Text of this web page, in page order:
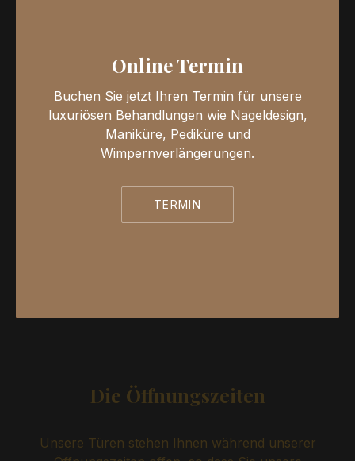
Online Termin
Buchen Sie jetzt Ihren Termin für unsere
luxuriösen Behandlungen wie Nageldesign,
Maniküre, Pediküre und
Wimpernverlängerungen.
TERMIN
Die Öffnungszeiten
Unsere Türen stehen Ihnen während unserer